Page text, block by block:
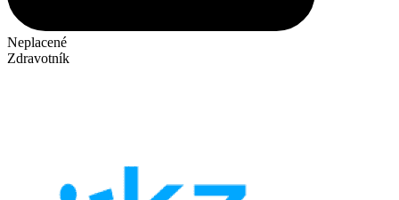
Neplacené
Zdravotník